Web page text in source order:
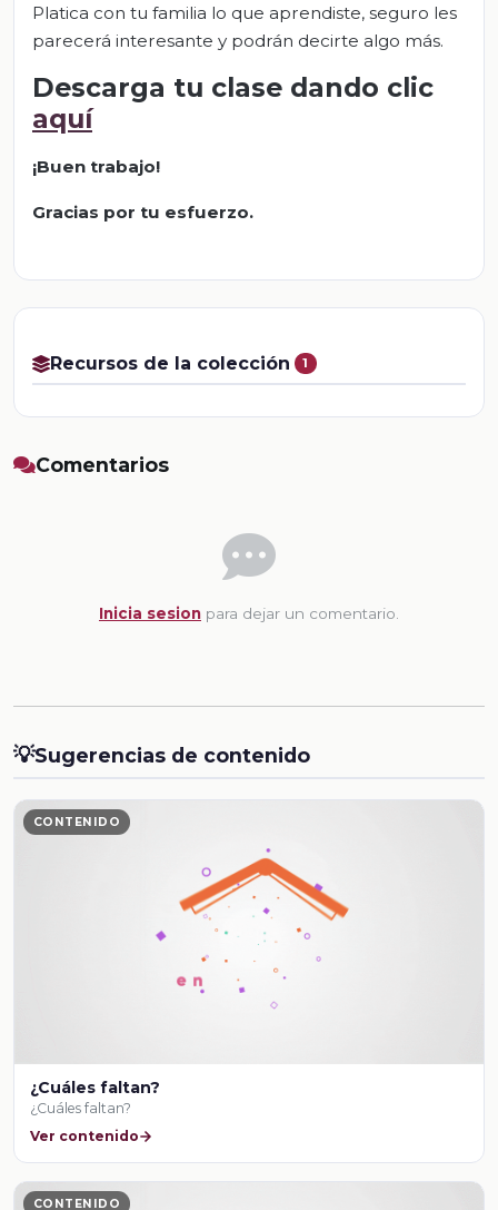
Platica con tu familia lo que aprendiste, seguro les
parecerá interesante y podrán decirte algo más.
Descarga tu clase dando clic
aquí
¡Buen trabajo!
Gracias por tu esfuerzo.
Recursos de la colección 1
Comentarios
Inicia sesion para dejar un comentario.
💡Sugerencias de contenido
CONTENIDO
¿Cuáles faltan?
¿Cuáles faltan?
Ver contenido
CONTENIDO